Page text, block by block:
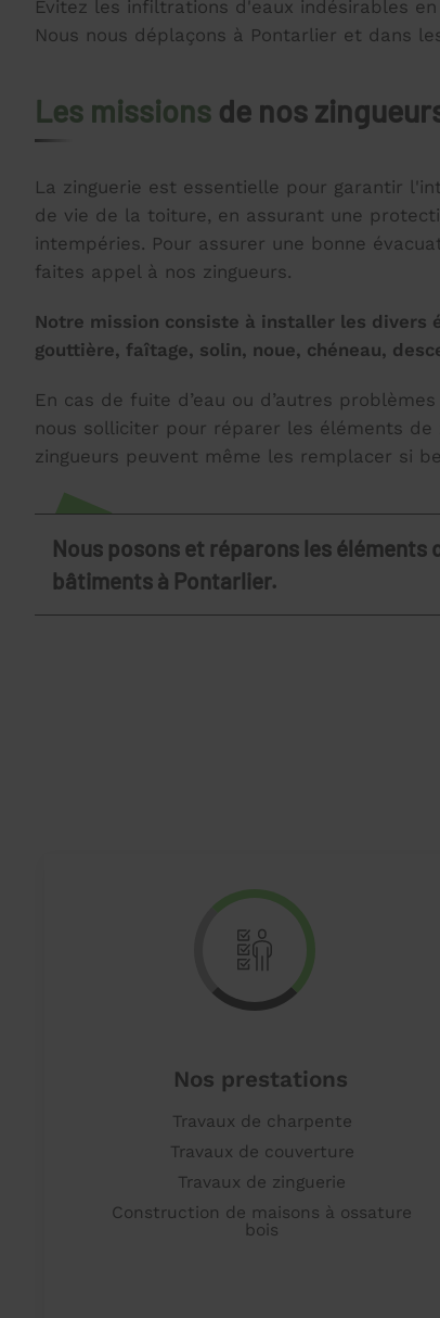
Évitez les infiltrations d'eaux indésirables
Nous nous déplaçons à Pontarlier et dans
Les missions de nos
La zinguerie est essentielle pour garantir
de vie de la toiture, en assurant une
intempéries. Pour assurer une bonne
faites appel à nos zingueurs.
Notre mission consiste à installer les divers
gouttière, faîtage, solin, noue, chéneau,
En cas de fuite d’eau ou d’autres
nous solliciter pour réparer les éléments de
zingueurs peuvent même les remplacer si
Nous posons et réparons les éléments
bâtiments à Pontarlier.
Nos prestations
Travaux de charpente
Travaux de couverture
Travaux de zinguerie
Construction de maisons à ossature
bois